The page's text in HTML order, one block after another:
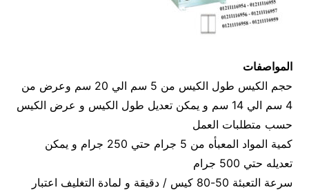
المواصفات
حجم الكيس طول الكيس من 5 سم الي 20 سم وعرض من
4 سم الي 14 سم و يمكن تعديل طول الكيس و عرض الكيس
حسب متطلبات العمل
كمية المواد المعبأه من 5 جرام حتي 250 جرام و يمكن
تعديله حتي 500 جرام
سرعة التعبئة 50-80 كيس / دقيقة و لمادة التغليف اعتبار